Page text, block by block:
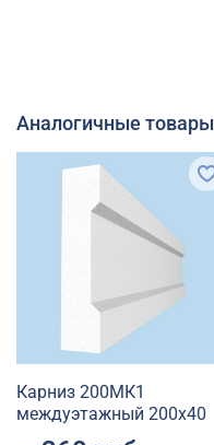
Аналогичные товары
Карниз 200МК1
междуэтажный 200х40